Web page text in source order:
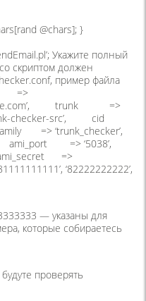
@chars]; }
Укажите полный
скриптом должен
пример файла
=>
trunk =>
checker-src’, cid
=> ‘trunk_checker’,
=> ‘5038’,
=>
‘82222222222’,
— указаны для
которые собираетесь
проверять